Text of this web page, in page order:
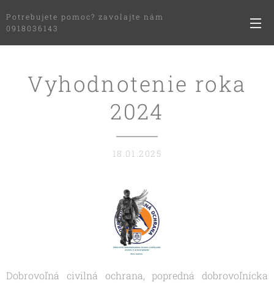
Potrebujete pomoc? zavolajte nám
0918036143
Vyhodnotenie roka
2024
18.01.2025
Dobrovoľná civilná ochrana, popredná dobrovoľnícka